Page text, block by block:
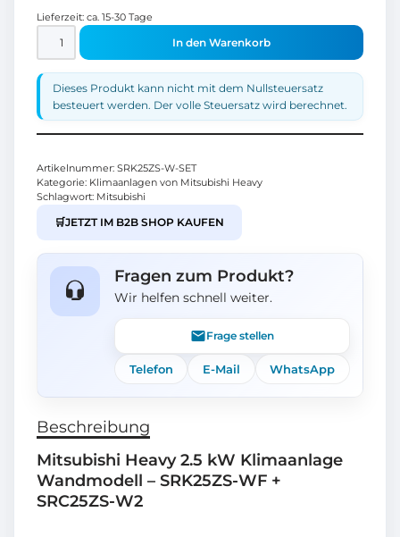
Lieferzeit: ca. 15-30 Tage
In den Warenkorb
Dieses Produkt kann nicht mit dem Nullsteuersatz
besteuert werden. Der volle Steuersatz wird berechnet.
Artikelnummer: SRK25ZS-W-SET
Kategorie: Klimaanlagen von Mitsubishi Heavy
Schlagwort: Mitsubishi
🛒JETZT IM B2B SHOP KAUFEN
Fragen zum Produkt?
Wir helfen schnell weiter.
Frage stellen
Telefon E-Mail WhatsApp
Beschreibung
Mitsubishi Heavy 2.5 kW Klimaanlage
Wandmodell – SRK25ZS-WF +
SRC25ZS-W2